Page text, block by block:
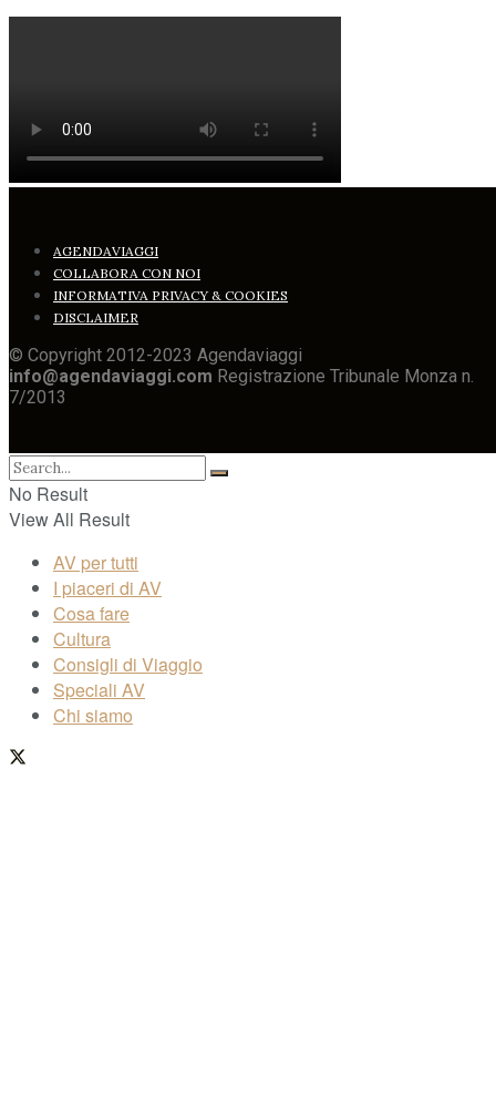
AGENDAVIAGGI
COLLABORA CON NOI
INFORMATIVA PRIVACY & COOKIES
DISCLAIMER
© Copyright 2012-2023 Agendaviaggi
info@agendaviaggi.com Registrazione Tribunale Monza n.
7/2013
No Result
View All Result
AV per tutti
I piaceri di AV
Cosa fare
Cultura
Consigli di Viaggio
Speciali AV
Chi siamo